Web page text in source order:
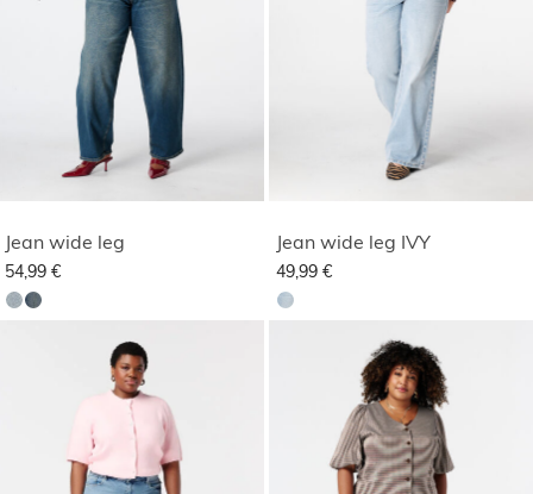
Jean wide leg
54,99 €
Jean wide leg IVY
49,99 €